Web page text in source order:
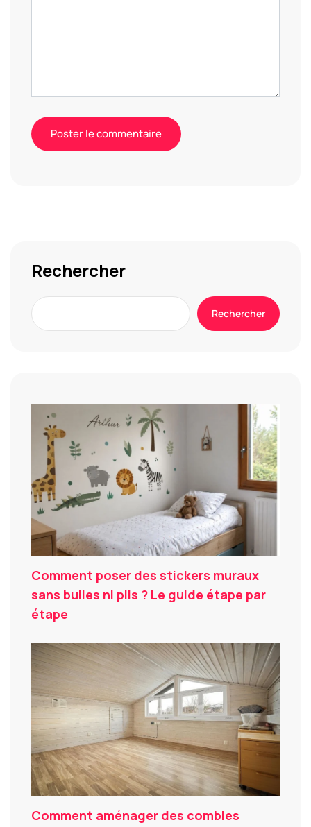
Rechercher
Rechercher
Comment poser des stickers muraux
sans bulles ni plis ? Le guide étape par
étape
Comment aménager des combles